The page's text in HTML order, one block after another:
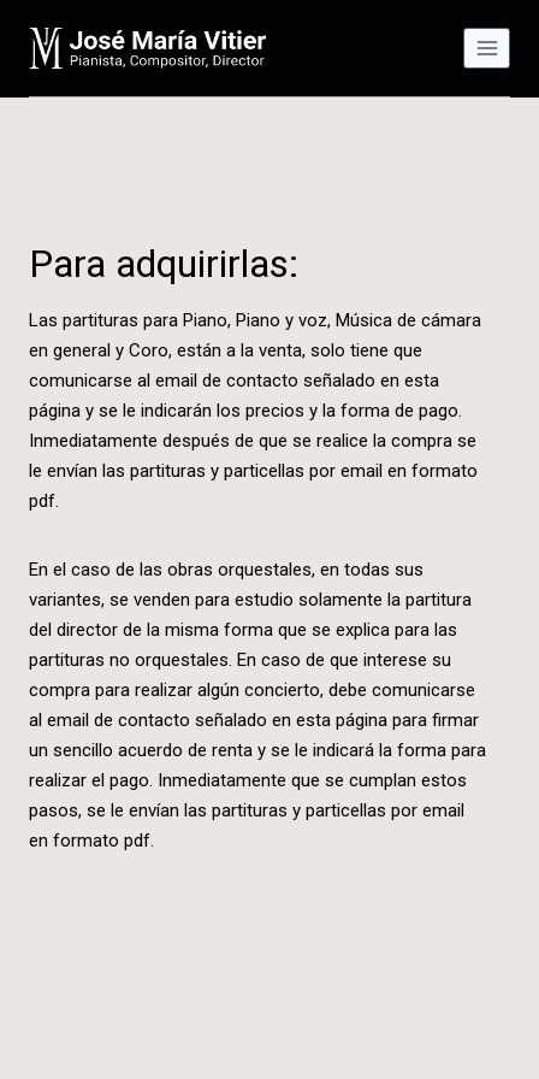
contenido
Para adquirirlas:
Las partituras para Piano, Piano y voz, Música de cámara
en general y Coro, están a la venta, solo tiene que
comunicarse al email de contacto señalado en esta
página y se le indicarán los precios y la forma de pago.
Inmediatamente después de que se realice la compra se
le envían las partituras y particellas por email en formato
pdf.
En el caso de las obras orquestales, en todas sus
variantes, se venden para estudio solamente la partitura
del director de la misma forma que se explica para las
partituras no orquestales. En caso de que interese su
compra para realizar algún concierto, debe comunicarse
al email de contacto señalado en esta página para firmar
un sencillo acuerdo de renta y se le indicará la forma para
realizar el pago. Inmediatamente que se cumplan estos
pasos, se le envían las partituras y particellas por email
en formato pdf.